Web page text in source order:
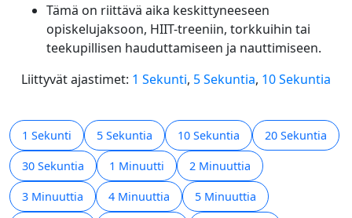
Tämä on riittävä aika keskittyneeseen
opiskelujaksoon, HIIT-treeniin, torkkuihin tai
teekupillisen hauduttamiseen ja nauttimiseen.
Liittyvät ajastimet: 1 Sekunti, 5 Sekuntia, 10 Sekuntia
1 Sekunti 5 Sekuntia 10 Sekuntia 20 Sekuntia
30 Sekuntia 1 Minuutti 2 Minuuttia
3 Minuuttia 4 Minuuttia 5 Minuuttia